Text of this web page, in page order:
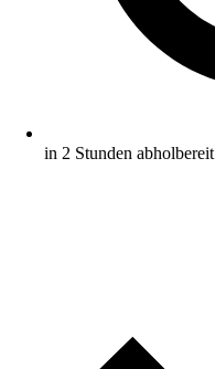
in 2 Stunden abholbereit